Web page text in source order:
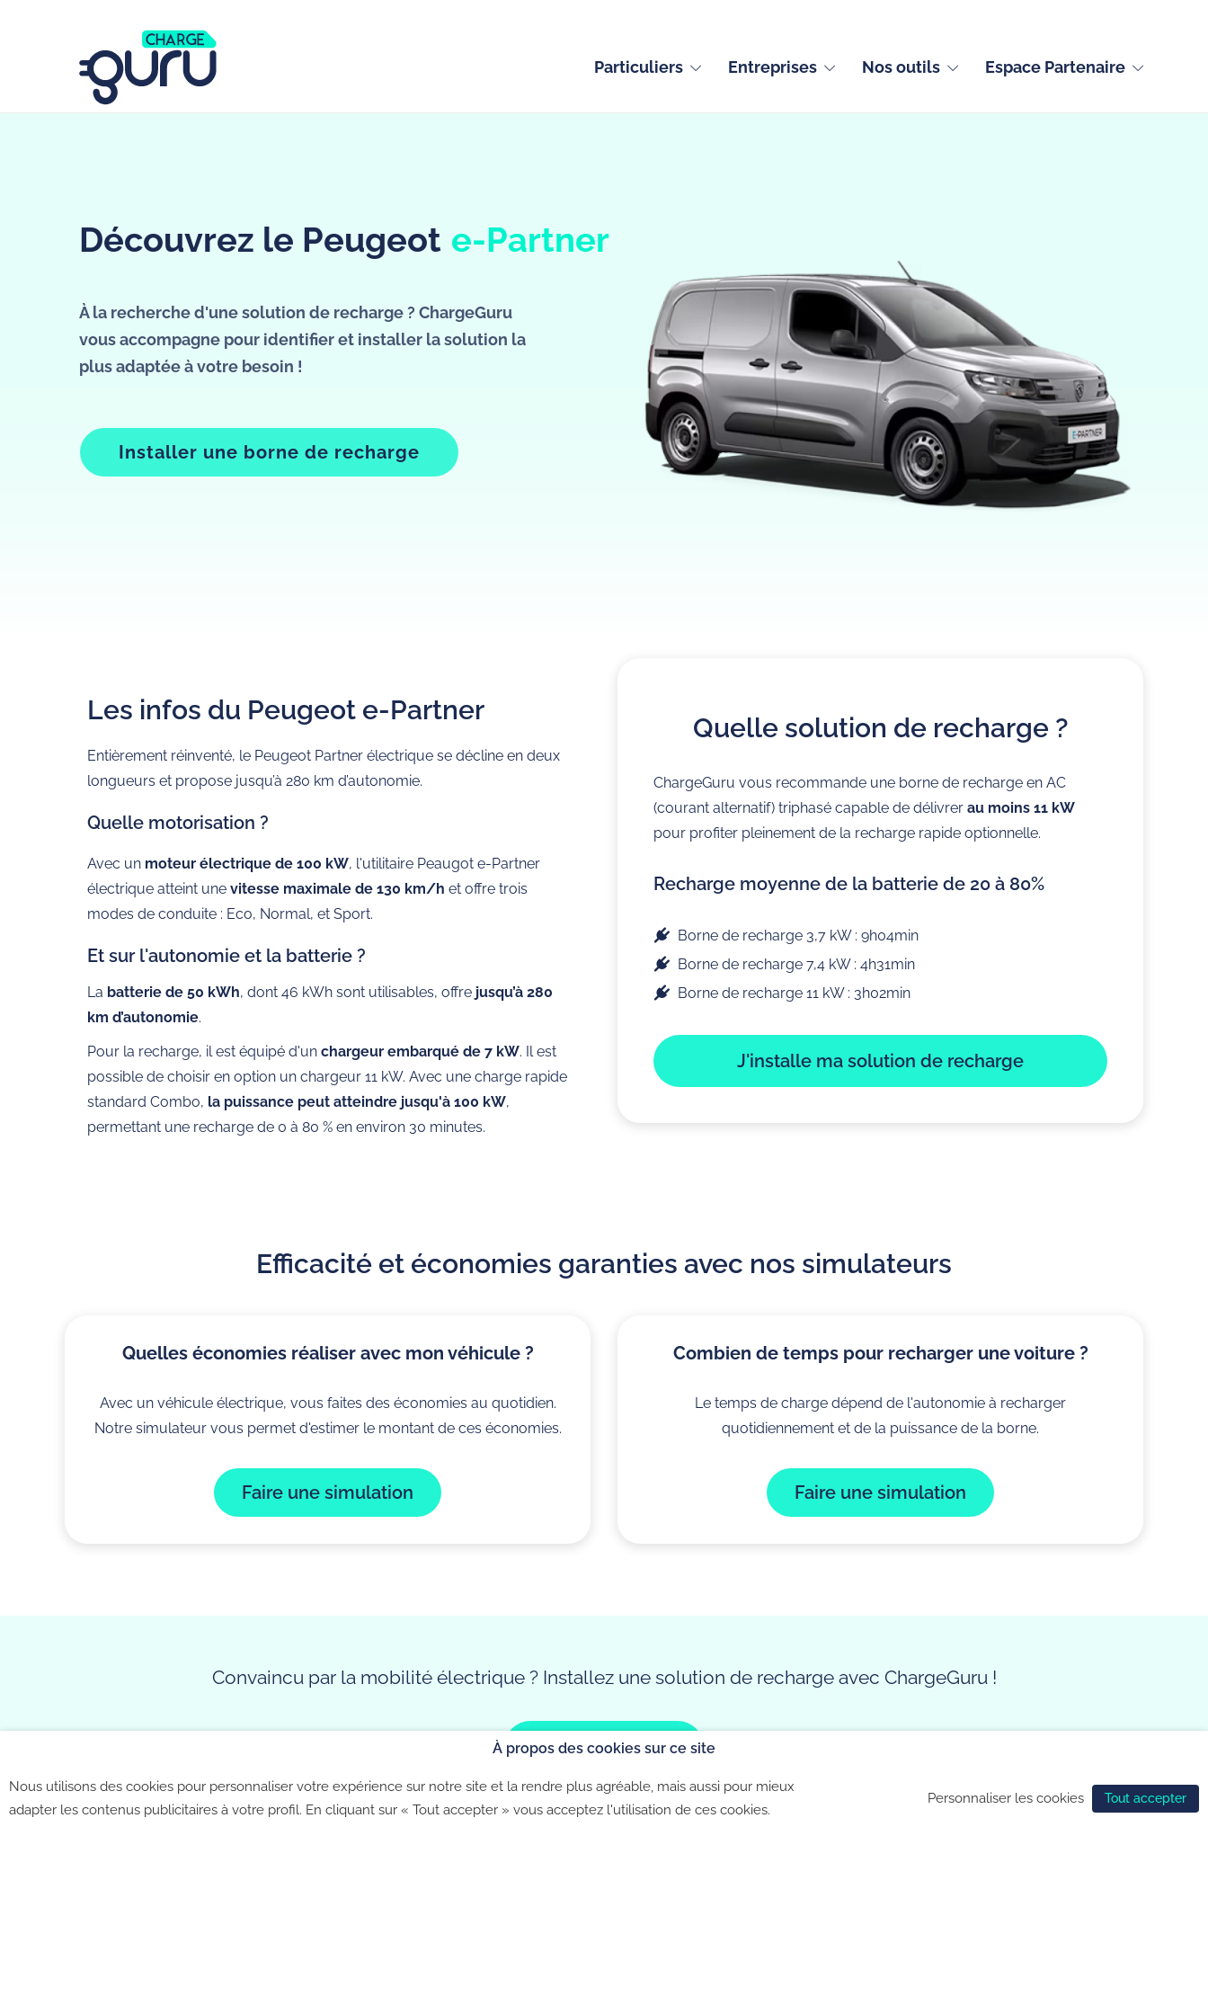
Particuliers Entreprises Nos outils Espace Partenaire
Découvrez le Peugeot e-Partner
À la recherche d'une solution de recharge ? ChargeGuru
vous accompagne pour identifier et installer la solution la
plus adaptée à votre besoin !
Installer une borne de recharge
Découvrez le Peugeot e-Partner
Les infos du Peugeot e-Partner
Entièrement réinventé, le Peugeot Partner électrique se décline en deux
longueurs et propose jusqu’à 280 km d’autonomie.
Quelle motorisation ?
Avec un moteur électrique de 100 kW, l'utilitaire Peaugot e-Partner
électrique atteint une vitesse maximale de 130 km/h et offre trois
modes de conduite : Eco, Normal, et Sport.
Et sur l'autonomie et la batterie ?
La batterie de 50 kWh, dont 46 kWh sont utilisables, offre jusqu’à 280
km d’autonomie.
Pour la recharge, il est équipé d'un chargeur embarqué de 7 kW. Il est
possible de choisir en option un chargeur 11 kW. Avec une charge rapide
standard Combo, la puissance peut atteindre jusqu'à 100 kW,
permettant une recharge de 0 à 80 % en environ 30 minutes.
Quelle solution de recharge ?
ChargeGuru vous recommande une borne de recharge en AC
(courant alternatif) triphasé capable de délivrer au moins 11 kW
pour profiter pleinement de la recharge rapide optionnelle.
Recharge moyenne de la batterie de 20 à 80%
Borne de recharge 3,7 kW : 9h04min
Borne de recharge 7,4 kW : 4h31min
Borne de recharge 11 kW : 3h02min
J'installe ma solution de recharge
Efficacité et économies garanties avec nos simulateurs
Quelles économies réaliser avec mon véhicule ?
Avec un véhicule électrique, vous faites des économies au quotidien.
Notre simulateur vous permet d'estimer le montant de ces économies.
Faire une simulation
Combien de temps pour recharger une voiture ?
Le temps de charge dépend de l'autonomie à recharger
quotidiennement et de la puissance de la borne.
Faire une simulation
Convaincu par la mobilité électrique ? Installez une solution de recharge avec ChargeGuru !
Contactez-nous
Recharge électrique
ChargeGuru est installateur
labéllisé
Politique de confidentialité
Nos clients sont nos
meilleurs ambassadeurs
©2026 - CGU - CGV - Politique de confidentialité - Politique de gestion des cookies
À propos des cookies sur ce site
Nous utilisons des cookies pour personnaliser votre expérience sur notre site et la rendre plus agréable, mais aussi pour mieux
adapter les contenus publicitaires à votre profil. En cliquant sur « Tout accepter » vous acceptez l'utilisation de ces cookies.
Personnaliser les cookies Tout accepter